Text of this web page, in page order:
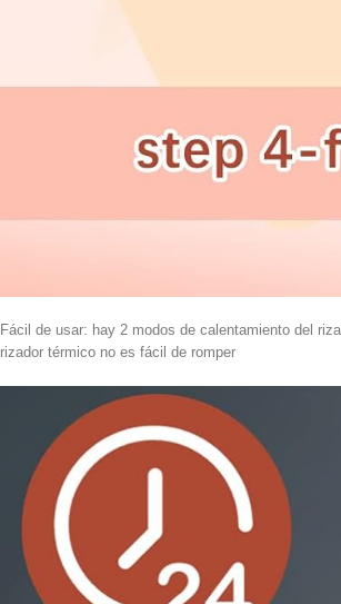
Fácil de usar: hay 2 modos de calentamiento del
rizador térmico no es fácil de romper